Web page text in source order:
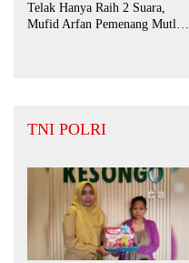
Telak Hanya Raih 2 Suara,
Mufid Arfan Pemenang Mutlak
TNI POLRI